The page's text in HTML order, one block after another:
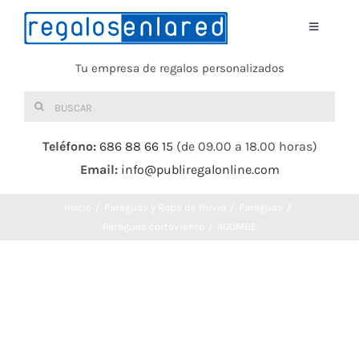
Saltar
Toggle
Tu empresa de regalos personalizados
Buscar:
Teléfono: 686 88 66 15 (de 09.00 a 18.00 horas)
Email: info@publiregalonline.com